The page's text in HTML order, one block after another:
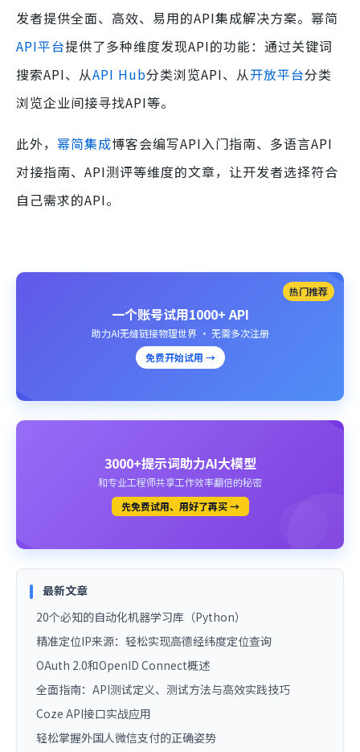
发者提供全面、高效、易用的API集成解决方案。幂简
API平台提供了多种维度发现API的功能：通过关键词
搜索API、从API Hub分类浏览API、从开放平台分类
浏览企业间接寻找API等。
此外， 幂简集成博客会编写API入门指南、多语言API
对接指南、API测评等维度的文章，让开发者选择符合
自己需求的API。
热门推荐
一个账号试用1000+ API
助力AI无缝链接物理世界 · 无需多次注册
免费开始试用 →
3000+提示词助力AI大模型
和专业工程师共享工作效率翻倍的秘密
先免费试用、用好了再买 →
最新文章
20个必知的自动化机器学习库（Python）
精准定位IP来源：轻松实现高德经纬度定位查询
OAuth 2.0和OpenID Connect概述
全面指南：API测试定义、测试方法与高效实践技巧
Coze API接口实战应用
轻松掌握外国人微信支付的正确姿势